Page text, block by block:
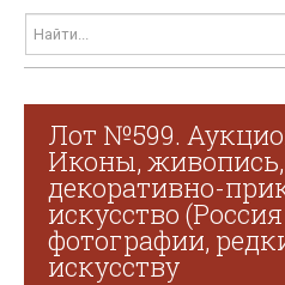
Лот №599.
Иконы,
декоративно-
искусство
фотографии,
искусству